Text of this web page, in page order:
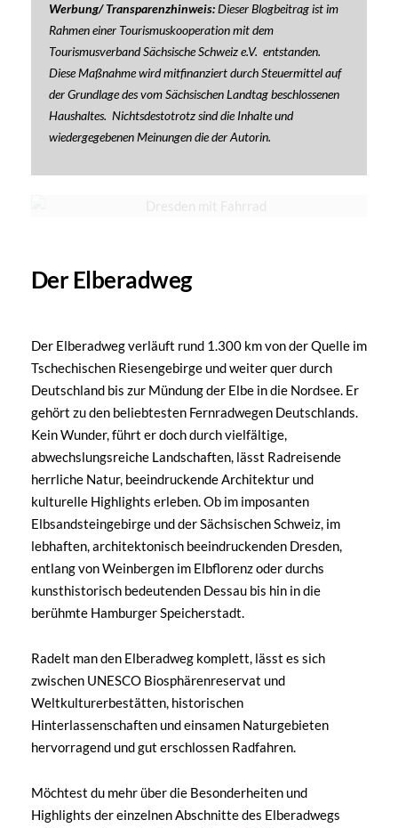
Werbung/ Transparenzhinweis:Dieser Blogbeitrag ist im
Rahmen einer Tourismuskooperation mit dem
Tourismusverband Sächsische Schweiz e.V. entstanden.
Diese Maßnahme wird mitfinanziert durch Steuermittel auf
der Grundlage des vom Sächsischen Landtag beschlossenen
Haushaltes. Nichtsdestotrotz sind die Inhalte und
wiedergegebenen Meinungen die der Autorin.
Der Elberadweg
Der Elberadweg verläuft rund 1.300 km von der Quelle im
Tschechischen Riesengebirge und weiter quer durch
Deutschland bis zur Mündung der Elbe in die Nordsee. Er
gehört zu den beliebtesten Fernradwegen Deutschlands.
Kein Wunder, führt er doch durch vielfältige,
abwechslungsreiche Landschaften, lässt Radreisende
herrliche Natur, beeindruckende Architektur und
kulturelle Highlights erleben. Ob im imposanten
Elbsandsteingebirge und der Sächsischen Schweiz, im
lebhaften, architektonisch beeindruckenden Dresden,
entlang von Weinbergen im Elbflorenz oder durchs
kunsthistorisch bedeutenden Dessau bis hin in die
berühmte Hamburger Speicherstadt.
Radelt man den Elberadweg komplett, lässt es sich
zwischen UNESCO Biosphärenreservat und
Weltkulturerbestätten, historischen
Hinterlassenschaften und einsamen Naturgebieten
hervorragend und gut erschlossen Radfahren.
Möchtest du mehr über die Besonderheiten und
Highlights der einzelnen Abschnitte des Elberadwegs